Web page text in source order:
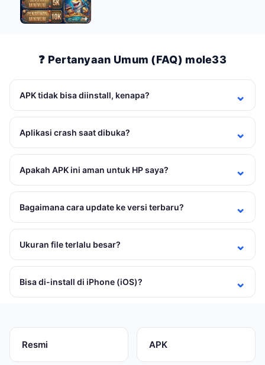
❓ Pertanyaan Umum (FAQ) mole33
APK tidak bisa diinstall, kenapa?
Aplikasi crash saat dibuka?
Apakah APK ini aman untuk HP saya?
Bagaimana cara update ke versi terbaru?
Ukuran file terlalu besar?
Bisa di-install di iPhone (iOS)?
Resmi APK